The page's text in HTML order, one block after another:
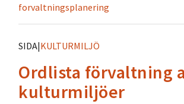
forvaltningsplanering
SIDA|KULTURMILJÖ
Ordlista förvaltning
kulturmiljöer